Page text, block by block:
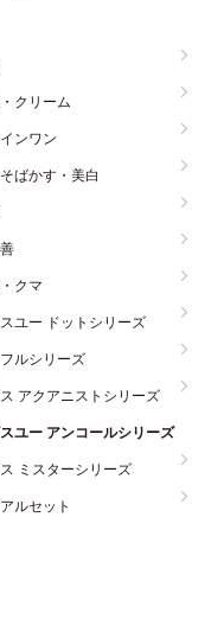
クリーム
ンワン
ばかす・美白
クマ
ユー ドットシリーズ
ルシリーズ
アクアニストシリーズ
ユー アンコールシリーズ
ミスターシリーズ
ルセット